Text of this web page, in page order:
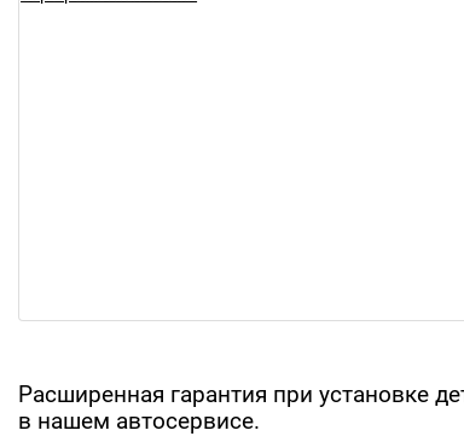
Расширенная гарантия при установке
в нашем автосервисе.